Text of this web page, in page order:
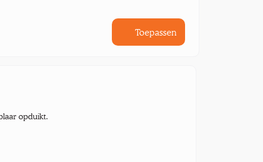
Toepassen
opduikt.